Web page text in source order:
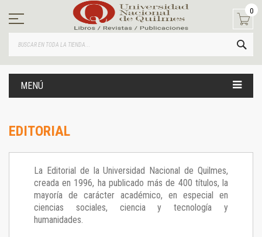
contenido
0
MENÚ
EDITORIAL
La Editorial de la Universidad Nacional de Quilmes,
creada en 1996, ha publicado más de 400 títulos, la
mayoría de carácter académico, en especial en
ciencias sociales, ciencia y tecnología y
humanidades.